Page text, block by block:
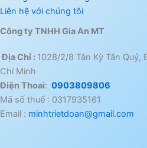
Liên hệ với chúng tôi
Công ty TNHH Gia An MT
Địa Chỉ : 1028/2/8 Tân Kỳ Tân Quý,
Chí Minh
Điện Thoai: 0903809806
Mã số thuế : 0317935161
Email : minhtrietdoan@gmail.com